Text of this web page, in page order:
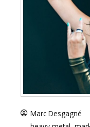
Marc Desgagné